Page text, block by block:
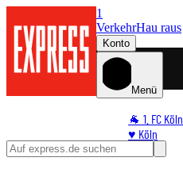
1
VerkehrHau raus
Konto
Menü
🐐 1. FC Köln
♥️ Köln